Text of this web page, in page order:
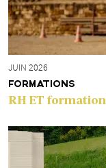
JUIN 2026
FORMATIONS
RH ET formation